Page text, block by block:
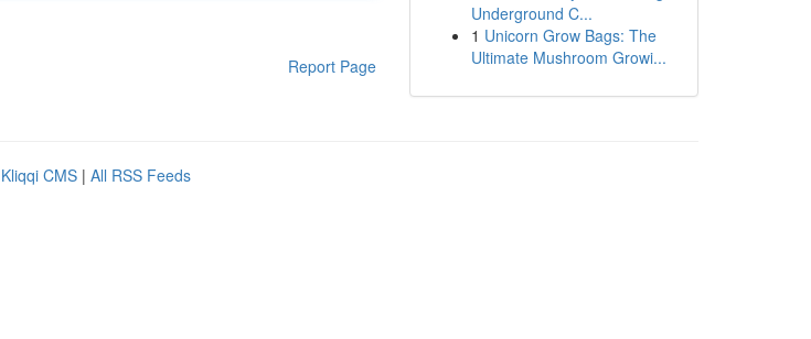
Report Page
Underground C...
1 Unicorn Grow Bags: The
Ultimate Mushroom Growi...
Kliqqi CMS | All RSS Feeds